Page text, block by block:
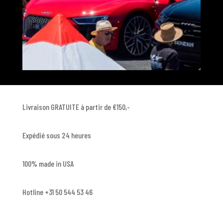
Livraison GRATUITE à partir de €150,-
Expédié sous 24 heures
100% made in USA
Hotline +31 50 544 53 46